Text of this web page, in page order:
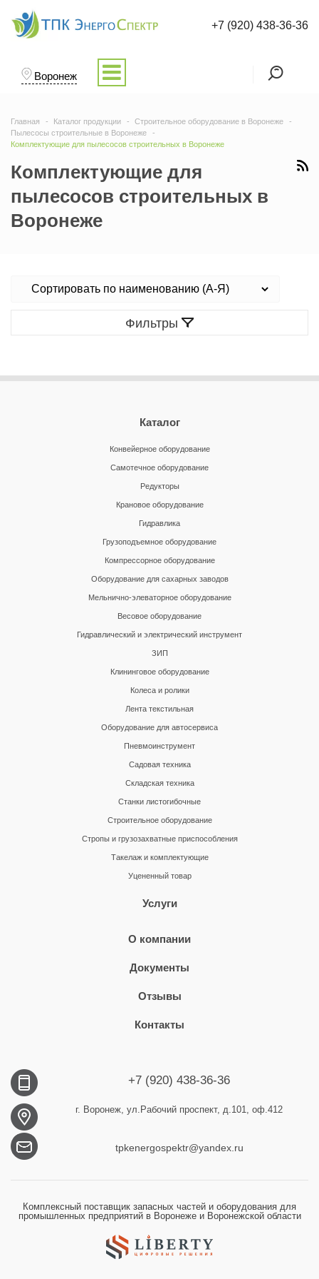
Воронеж
+7 (920) 438-36-36
Главная Каталог продукции
Строительное оборудование в Воронеже
Пылесосы строительные в Воронеже
Комплектующие для пылесосов строительных в Воронеже
Комплектующие для
пылесосов строительных в
Воронеже
Фильтры
Каталог
Конвейерное оборудование
Самотечное оборудование
Редукторы
Крановое оборудование
Гидравлика
Грузоподъемное оборудование
Компрессорное оборудование
Оборудование для сахарных заводов
Мельнично-элеваторное оборудование
Весовое оборудование
Гидравлический и электрический инструмент
ЗИП
Клининговое оборудование
Колеса и ролики
Лента текстильная
Оборудование для автосервиса
Пневмоинструмент
Садовая техника
Складская техника
Станки листогибочные
Строительное оборудование
Стропы и грузозахватные приспособления
Такелаж и комплектующие
Уцененный товар
Услуги
О компании
Документы
Отзывы
Контакты
+7 (920) 438-36-36
г. Воронеж, ул.Рабочий проспект, д.101, оф.412
tpkenergospektr@yandex.ru
Комплексный поставщик запасных частей и оборудования для
промышленных предприятий в Воронеже и Воронежской области